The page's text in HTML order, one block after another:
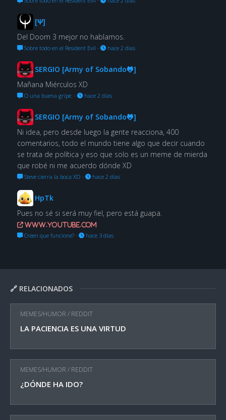
🔗 RELACIONADOS
MEMES/HUMOR / REDDIT
LA PACIENCIA ES UNA VIRTUD
MEMES/HUMOR / REDDIT
¿DÓNDE HA IDO?
[Ψ]
Del Doom 3 mejor no hablamos.
Sobre todo en el Resident Evil · hace 2 días
SERGIO [Army of Sobando🐸]
Mañana Miérculos XD
O una buena gripe. · hace 2 días
SERGIO [Army of Sobando🐸]
Ni idea, pero desde luego la gente reacciona, 400
comentarios, todo el mundo tiene algo que decir cuando
se trata de política y eso que solo es un meme de mierda
que robé ni me acuerdo dónde XD
Steve cierra la boca XD · hace 2 días
HpTk
Pues no sé si será muy fiel, pero está guapa.
www.youtube.com
Creen que funcione?· hace 3 días